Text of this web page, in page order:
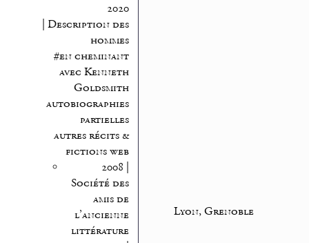
2020
| Description des
hommes
#en cheminant
avec Kenneth
Goldsmith
autobiographies
partielles
autres récits &
fictions web
2008 |
Société des
amis de
l’ancienne
littérature
Lyon, Grenoble